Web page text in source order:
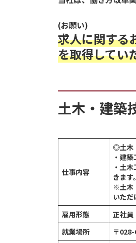
(お願い)
求人に関する
を取得してい
土木・建築
仕事内容
◎土木
・建
・土
きます。
※土木
いただ
雇用形態
正社員
就業場所
〒